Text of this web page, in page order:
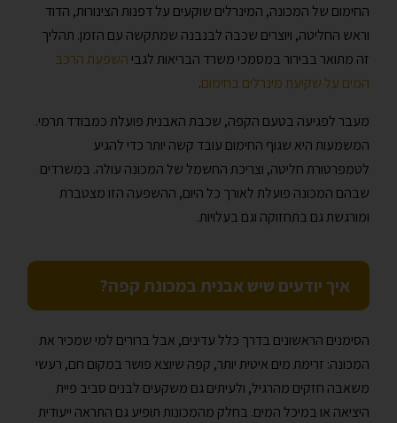
החימום של המכונה, המינרלים שוקעים על דפנות הצינורות, הדוד
וראש החליטה, ויוצרים שכבה לבנבנה שמתקשה עם הזמן. תהליך
זה מתואר בבירור במסמכי משרד הבריאות לגבי השפעת הרכב
המים על שקיעת מינרלים בחימום.
מעבר לפגיעה בטעם הקפה, שכבת האבנית פועלת כמבודד תרמי.
המשמעות היא שגוף החימום עובד קשה יותר כדי להגיע
לטמפרטורת חליטה, וצריכת החשמל של המכונה עולה. במשרדים
שבהם המכונה פועלת לאורך כל היום, ההשפעה הזו מצטברת
ומורגשת גם בתחזוקה וגם בעלויות.
איך יודעים שיש אבנית במכונת קפה?
הסימנים הראשונים בדרך כלל עדינים, אבל ברורים למי שמכיר את
המכונה: זרימת מים איטית יותר, קפה שיוצא פושר במקום חם, רעשי
משאבה חזקים מהרגיל, ולעיתים גם משקעים לבנים סביב פיית
היציאה או במיכל המים. בחלק מהמכונות תופיע גם התראה ייעודית